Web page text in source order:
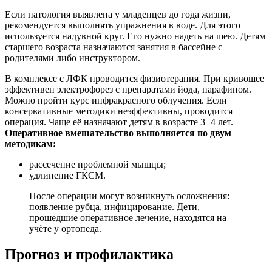
Если патология выявлена у младенцев до года жизни,
рекомендуется выполнять упражнения в воде. Для этого
используется надувной круг. Его нужно надеть на шею. Детям
старшего возраста назначаются занятия в бассейне с
родителями либо инструктором.
В комплексе с ЛФК проводится физиотерапия. При кривошее
эффективен электрофорез с препаратами йода, парафином.
Можно пройти курс инфракрасного облучения. Если
консервативные методики неэффективны, проводится
операция. Чаще её назначают детям в возрасте 3−4 лет.
Оперативное вмешательство выполняется по двум
методикам:
рассечение проблемной мышцы;
удлинение ГКСМ.
После операции могут возникнуть осложнения:
появление рубца, инфицирование. Дети,
прошедшие оперативное лечение, находятся на
учёте у ортопеда.
Прогноз и профилактика